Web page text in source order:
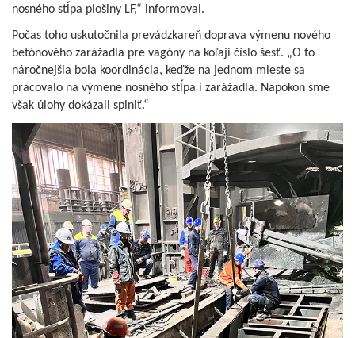
nosného stĺpa plošiny LF,“ informoval.
Počas toho uskutočnila prevádzkareň doprava výmenu nového
betónového zarážadla pre vagóny na koľaji číslo šesť. „O to
náročnejšia bola koordinácia, keďže na jednom mieste sa
pracovalo na výmene nosného stĺpa i zarážadla. Napokon sme
však úlohy dokázali splniť.“